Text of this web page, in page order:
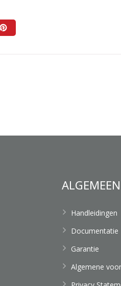
ALGEMEEN
Handleidingen
Documentatie
Garantie
Algemene